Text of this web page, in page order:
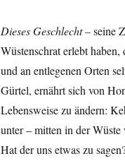
Dieses Geschlecht –seine
Wüstenschrat erlebt
und an entlegenen Orten
Gürtel, ernährt sich von
Lebensweise zu ändern:
unter – mitten in der
Hat der uns etwas zu